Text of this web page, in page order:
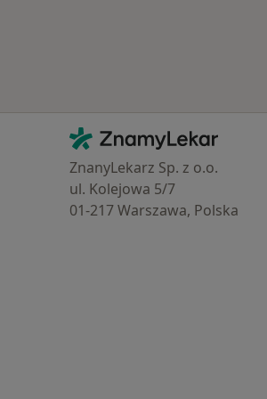
Kontakt
ZnamyLekar - Hlavní stránka
ZnanyLekarz Sp. z o.o.
ul. Kolejowa 5/7
01-217 Warszawa, Polska